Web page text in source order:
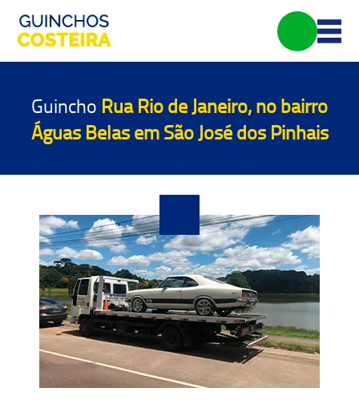
Guincho Rua Rio de Janeiro, no bairro
Águas Belas em São José dos Pinhais